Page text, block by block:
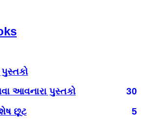
આવનારા પુસ્તકો
30
છૂટ
5